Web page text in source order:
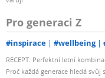
Pro generaci Z
#inspirace #wellbeing
RECEPT: Perfektní letní
Proč každá generace hledá